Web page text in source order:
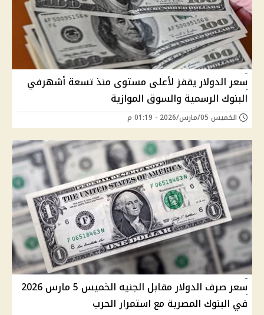
سعر الدولار يقفز لأعلى مستوى منذ تسعة أشهرفي
البنوك الرسمية والسوق الموازية
الخميس 05/مارس/2026 - 01:19 م
سعر صرف الدولار مقابل الجنيه الخميس 5 مارس 2026
في البنوك المصرية مع استمرار الحرب